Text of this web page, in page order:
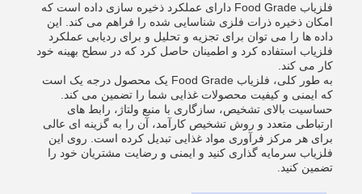
فلزیاب Food Grade دارای عملکرد ذخیره سازی داده است که
امکان ذخیره ذرات فلزی شناسایی شده را فراهم می کند. این
داده ها را می توان برای تجزیه و تحلیل و برای ردیابی عملکرد
فلزیاب استفاده کرد و اطمینان حاصل کرد که در سطح بهینه خود
کار می کند.
به طور کلی، فلزیاب Food Grade یک محصول درجه یک است
که ایمنی و کیفیت محصولات غذایی شما را تضمین می کند.
حساسیت بالای تشخیص، سازگاری با منبع ولتاژ، رابط های
ارتباطی متعدد و روش تشخیص کارآمد، آن را به گزینه ای عالی
برای هر مرکز فرآوری مواد غذایی تبدیل کرده است. روی این
فلزیاب سرمایه گذاری کنید و ایمنی و رضایت مشتریان خود را
تضمین کنید.